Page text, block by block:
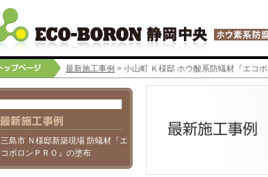
最新施工事例 > 小山町 Ｋ様邸 ホウ酸系防蟻材『エコ
三島市 Ｎ様邸新築現場 防蟻材『エ
コボロンＰＲＯ』の塗布